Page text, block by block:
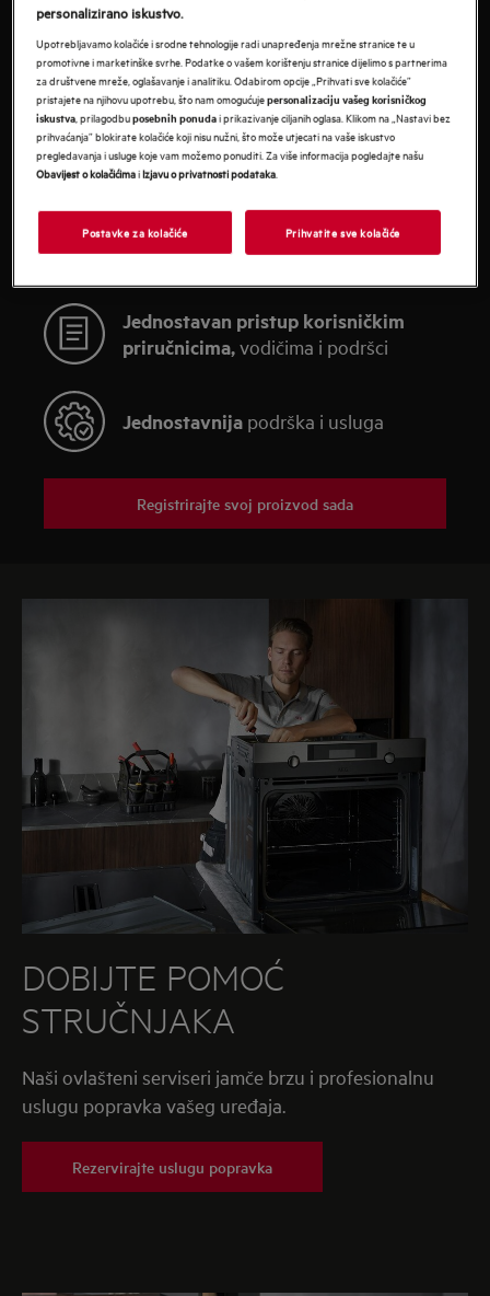
UČINITE BORAVAK DOMA
JEDNOSTAVNIM I
UGODNIM UZ MYAEG
maksimum iz njih i pronašli sve što vam treba na
jednom mjestu
Jednostavan pristup korisničkim
priručnicima,vodičima i podršci
Jednostavnija podrška i usluga
Registrirajte svoj proizvod sada
DOBIJTE POMOĆ
STRUČNJAKA
Naši ovlašteni serviseri jamče brzu i profesionalnu
uslugu popravka vašeg uređaja.
Rezervirajte uslugu popravka
personalizirano iskustvo.
Upotrebljavamo kolačiće i srodne tehnologije radi unapređenja mrežne stranice te u
promotivne i marketinške svrhe. Podatke o vašem korištenju stranice dijelimo s partnerima
za društvene mreže, oglašavanje i analitiku. Odabirom opcije „Prihvati sve kolačiće”
pristajete na njihovu upotrebu, što nam omogućujepersonalizaciju vašeg korisničkog
iskustva, prilagodbuposebnih ponudai prikazivanje ciljanih oglasa. Klikom na „Nastavi bez
prihvaćanja” blokirate kolačiće koji nisu nužni, što može utjecati na vaše iskustvo
pregledavanja i usluge koje vam možemo ponuditi. Za više informacija pogledajte našu
Obavijest o kolačićimaiIzjavu o privatnosti podataka.
Postavke za kolačiće Prihvatite sve kolačiće